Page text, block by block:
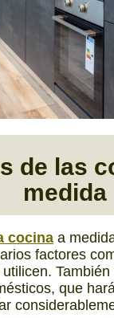
de las
medida
cocina a
factores
que